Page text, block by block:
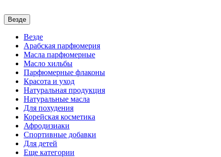
Везде
Везде
Арабская парфюмерия
Масла парфюмерные
Масло хильбы
Парфюмерные флаконы
Красота и уход
Натуральная продукция
Натуральные масла
Для похудения
Корейская косметика
Афродизиаки
Спортивные добавки
Для детей
Еще категории